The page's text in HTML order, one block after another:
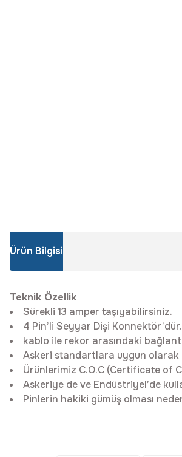
Ürün Bilgisi
Teknik Özellik
Sürekli 13 amper taşıyabilirsiniz.
4 Pin’li Seyyar Dişi
kablo ile rekor arasındaki
Askeri standartlara uygun olarak
Ürünlerimiz C.O.C (Certificate of
Askeriye de ve Endüstriyel’de
Pinlerin hakiki gümüş olması